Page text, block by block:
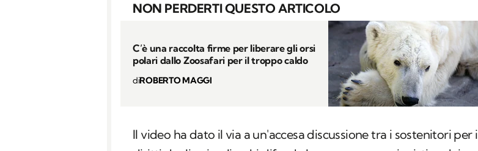
NON PERDERTI QUESTO ARTICOLO
C’è una raccolta firme per liberare gli orsi
polari dallo Zoosafari per il troppo caldo
diROBERTO MAGGI
Il video ha dato il via a un'accesa discussione tra i sostenitori per i